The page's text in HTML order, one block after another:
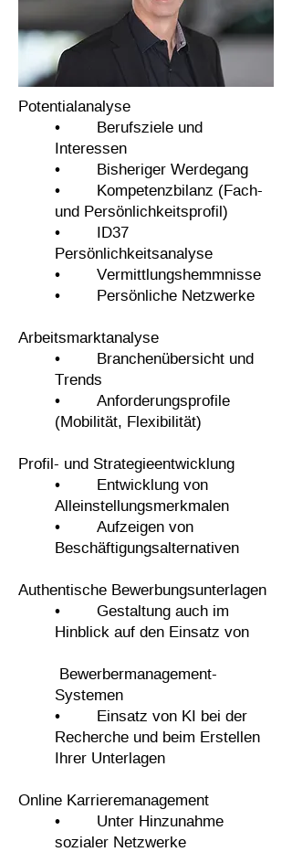
Potentialanalyse
• Berufsziele und
Interessen
• Bisheriger Werdegang
• Kompetenzbilanz (Fach-
und Persönlichkeitsprofil)
• ID37
Persönlichkeitsanalyse
• Vermittlungshemmnisse
• Persönliche Netzwerke
Arbeitsmarktanalyse
• Branchenübersicht und
Trends
• Anforderungsprofile
(Mobilität, Flexibilität)
Profil- und Strategieentwicklung
• Entwicklung von
Alleinstellungsmerkmalen
• Aufzeigen von
Beschäftigungsalternativen
Authentische Bewerbungsunterlagen
• Gestaltung auch im
Hinblick auf den Einsatz von
Bewerbermanagement-
Systemen
• Einsatz von KI bei der
Recherche und beim Erstellen
Ihrer Unterlagen
Online Karrieremanagement
• Unter Hinzunahme
sozialer Netzwerke